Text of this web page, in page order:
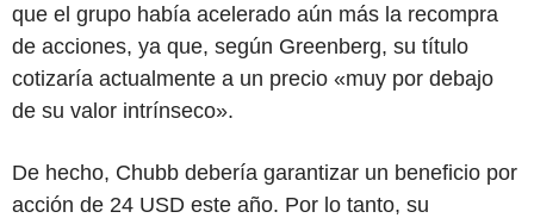
que el grupo había acelerado aún más la recompra
de acciones, ya que, según Greenberg, su título
cotizaría actualmente a un precio «muy por debajo
de su valor intrínseco».
De hecho, Chubb debería garantizar un beneficio por
acción de 24 USD este año. Por lo tanto, su